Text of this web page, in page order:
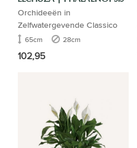
Orchideeën in
Zelfwatergevende Classico
65cm 28cm
102,95